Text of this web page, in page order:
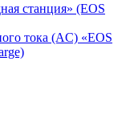
станция» (EOS
тока (AC) «EOS